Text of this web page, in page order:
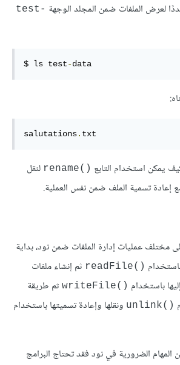
لعرض الملفات ضمن المجلد الوجهة ‎test-
$ ls test-data
salutations. txt
يمكن استخدام التابع ‎rename()‎ لنقل
إعادة تسمية الملف ضمن نفس العملية.
مختلف عمليات إدارة الملفات ضمن نود، بداية
‎readFile()‎ ثم إنشاء ملفات
باستخدام ‎writeFile()‎ ثم طريقة
‎unlink()‎ ونقلها وإعادة تسميتها باستخدام
المهام الضرورية في نود فقد تحتاج البرامج